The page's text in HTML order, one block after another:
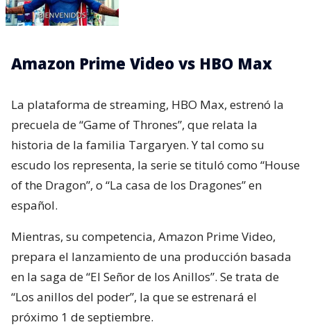
Amazon Prime Video vs HBO Max
La plataforma de streaming, HBO Max, estrenó la
precuela de “Game of Thrones”, que relata la
historia de la familia Targaryen. Y tal como su
escudo los representa, la serie se tituló como “House
of the Dragon”, o “La casa de los Dragones” en
español.
Mientras, su competencia, Amazon Prime Video,
prepara el lanzamiento de una producción basada
en la saga de “El Señor de los Anillos”. Se trata de
“Los anillos del poder”, la que se estrenará el
próximo 1 de septiembre.